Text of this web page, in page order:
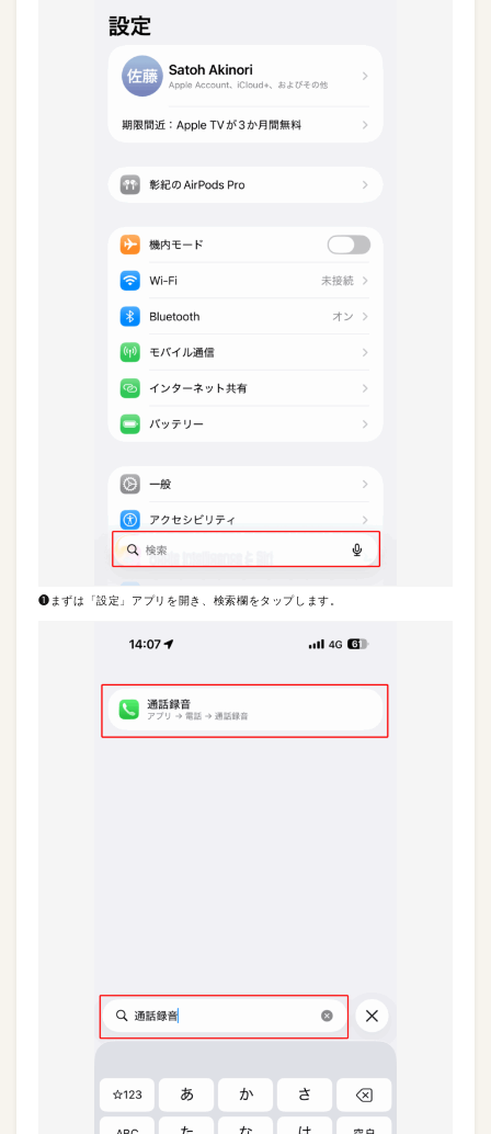
❶まずは「設定」アプリを開き、検索欄をタップします。